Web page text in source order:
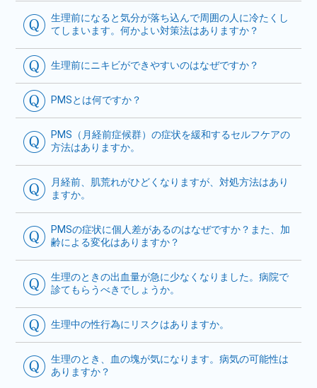
生理前になると気分が落ち込んで周囲の人に冷たくし
てしまいます。何かよい対策法はありますか？
生理前にニキビができやすいのはなぜですか？
PMSとは何ですか？
PMS（月経前症候群）の症状を緩和するセルフケアの
方法はありますか。
月経前、肌荒れがひどくなりますが、対処方法はあり
ますか。
PMSの症状に個人差があるのはなぜですか？また、加
齢による変化はありますか？
生理のときの出血量が急に少なくなりました。病院で
診てもらうべきでしょうか。
生理中の性行為にリスクはありますか。
生理のとき、血の塊が気になります。病気の可能性は
ありますか？